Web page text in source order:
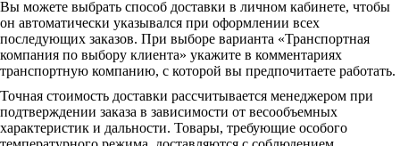
Вы можете выбрать способ доставки в личном кабинете, чтобы
он автоматически указывался при оформлении всех
последующих заказов. При выборе варианта «Транспортная
компания по выбору клиента» укажите в комментариях
транспортную компанию, с которой вы предпочитаете работать.
Точная стоимость доставки рассчитывается менеджером при
подтверждении заказа в зависимости от весообъемных
характеристик и дальности. Товары, требующие особого